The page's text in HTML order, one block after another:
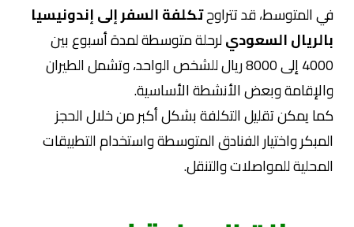
في المتوسط، قد تتراوحتكلفة السفر إلى إندونيسيا
بالريال السعوديلرحلة متوسطة لمدة أسبوع بين
4000 إلى 8000 ريال للشخص الواحد، وتشمل الطيران
والإقامة وبعض الأنشطة الأساسية.
كما يمكن تقليل التكلفة بشكل أكبر من خلال الحجز
المبكر واختيار الفنادق المتوسطة واستخدام التطبيقات
المحلية للمواصلات والتنقل.